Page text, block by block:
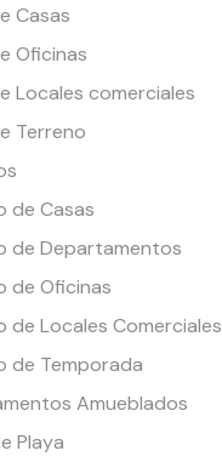
Casas
Oficinas
Locales comerciales
Terreno
de Casas
de Departamentos
de Oficinas
de Locales Comerciales
de Temporada
Amueblados
Playa